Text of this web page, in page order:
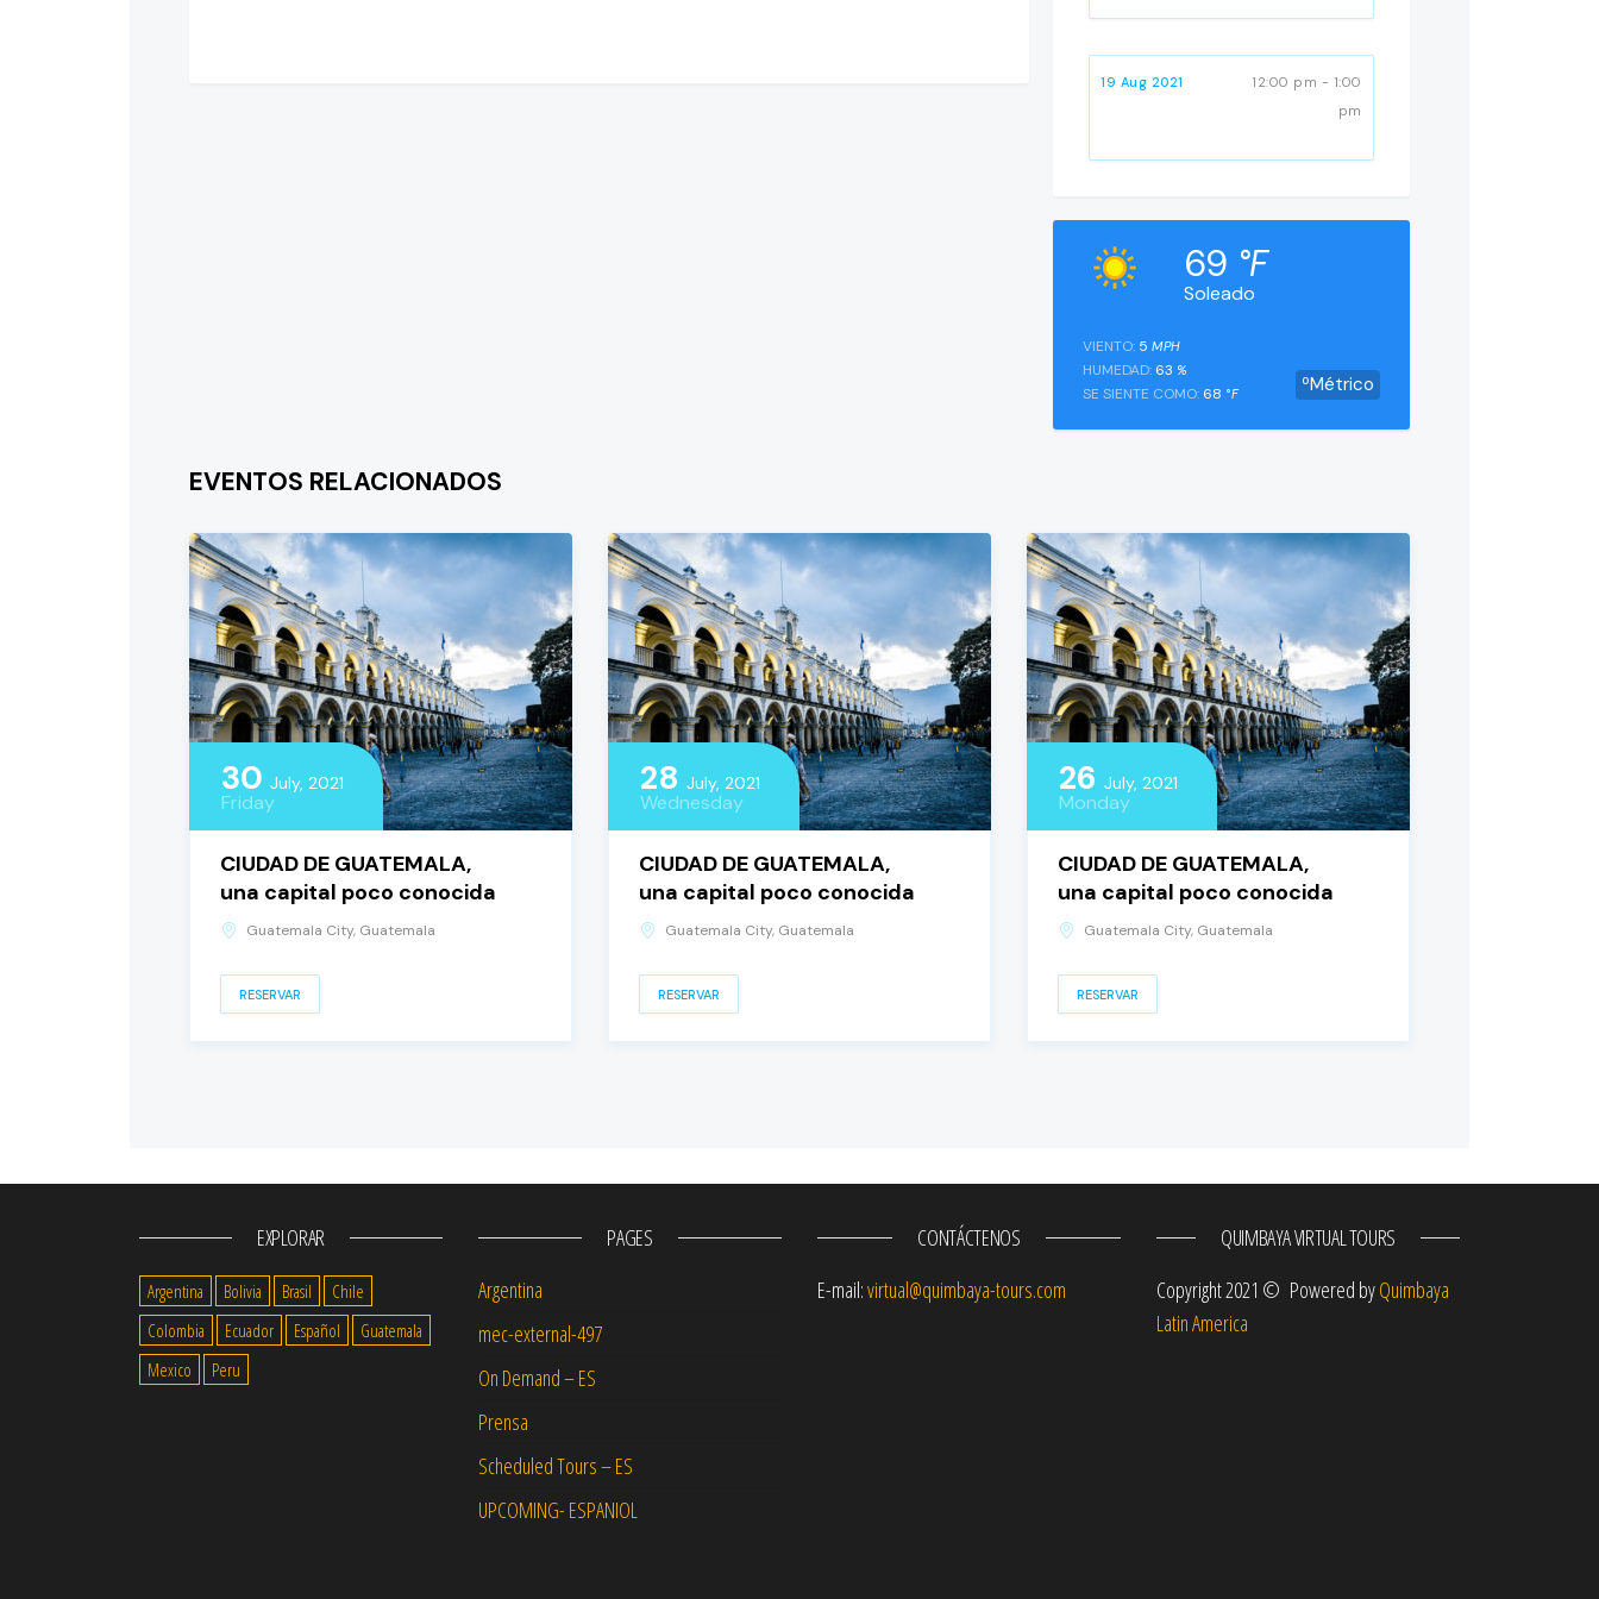
19 Aug 2021
12:00 pm - 1:00
pm
Soleado
69 °F
ºMétrico
VIENTO: 5 MPH
HUMEDAD: 63 %
SE SIENTE COMO: 68 °F
EVENTOS RELACIONADOS
30 July, 2021
Friday
CIUDAD DE GUATEMALA,
una capital poco conocida
Guatemala City, Guatemala
RESERVAR
28 July, 2021
Wednesday
CIUDAD DE GUATEMALA,
una capital poco conocida
Guatemala City, Guatemala
RESERVAR
26 July, 2021
Monday
CIUDAD DE GUATEMALA,
una capital poco conocida
Guatemala City, Guatemala
RESERVAR
EXPLORAR
Argentina Bolivia Brasil
Chile
Colombia
Ecuador Español
Guatemala
Mexico
Peru
PAGES
Argentina
mec-external-497
On Demand – ES
Prensa
Scheduled Tours – ES
UPCOMING- ESPANIOL
CONTÁCTENOS
E-mail:virtual@quimbaya-tours.com
QUIMBAYA VIRTUAL TOURS
Copyright 2021 © Powered byQuimbaya
Latin America